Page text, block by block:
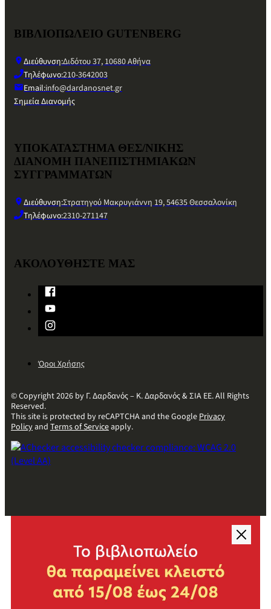
ΒΙΒΛΙΟΠΩΛΕΙΟ GUTENBERG
Διεύθυνση:Διδότου 37, 10680 Αθήνα
Τηλέφωνο:210-3642003
Email:info@dardanosnet.gr
Σημεία Διανομής
ΥΠΟΚΑΤΑΣΤΗΜΑ ΘΕΣ/ΝΙΚΗΣ
ΔΙΑΝΟΜΗ ΠΑΝΕΠΙΣΤΗΜΙΑΚΩΝ
ΣΥΓΓΡΑΜΜΑΤΩΝ
Διεύθυνση:Στρατηγού Μακρυγιάννη 19, 54635 Θεσσαλονίκη
Τηλέφωνο:2310-271147
ΑΚΟΛΟΥΘΗΣΤΕ ΜΑΣ
Όροι Χρήσης
© Copyright 2026 by Γ. Δαρδανός – Κ. Δαρδανός & ΣΙΑ ΕΕ. All Rights
Reserved.
This site is protected by reCAPTCHA and the GooglePrivacy
Policyand Terms of Serviceapply.